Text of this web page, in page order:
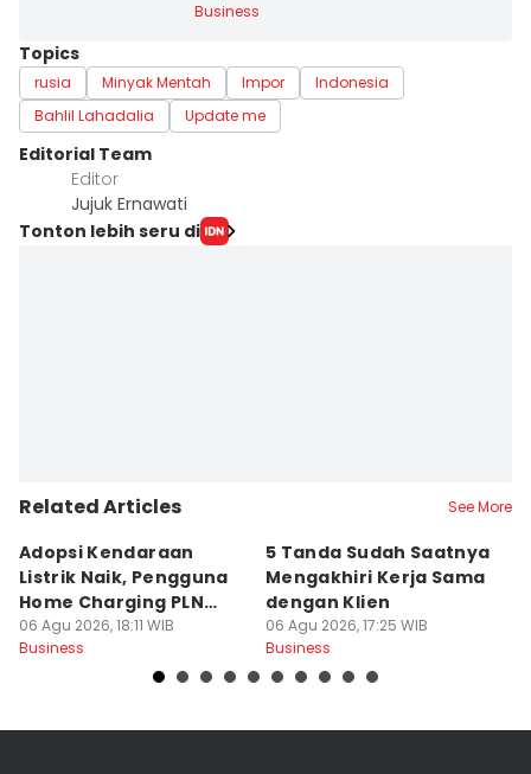
Business
Topics
rusia Minyak Mentah Impor
Indonesia
Bahlil Lahadalia
Update me
Editorial Team
Editor
Jujuk Ernawati
Tonton lebih seru di
Related Articles See More
Adopsi Kendaraan
Listrik Naik, Pengguna
Home Charging PLN
Capai 92 Ribu
06 Agu 2026, 18:11 WIB
Business
5 Tanda Sudah Saatnya
Mengakhiri Kerja Sama
dengan Klien
06 Agu 2026, 17:25 WIB
Business